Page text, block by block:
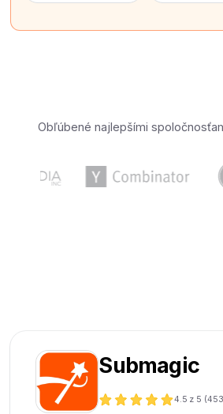
Obľúbené najlepšími
Submagic
4.5 z 5 (453